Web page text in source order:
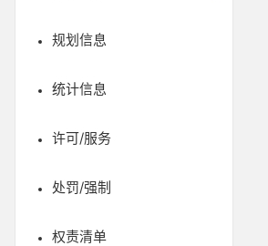
规划信息
统计信息
许可/服务
处罚/强制
权责清单